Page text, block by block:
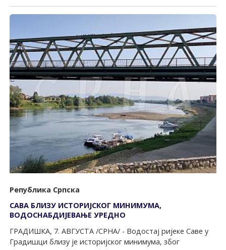
Република Српска
САВА БЛИЗУ ИСTОРИЈСКОГ МИНИМУМА,
ВОДОСНАБДИЈЕВАЊЕ УРЕДНО
ГРАДИШКА, 7. АВГУСТА /СРНА/ - Водостај ријеке Саве у
Градишци близу је историјског минимума, због